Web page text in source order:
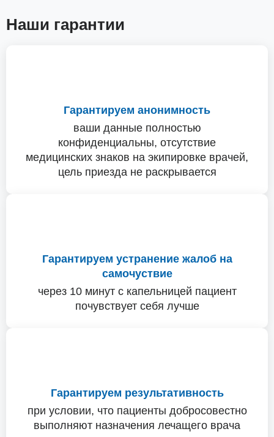
Наши гарантии
Гарантируем анонимность
ваши данные полностью
конфиденциальны, отсутствие
медицинских знаков на экипировке врачей,
цель приезда не раскрывается
Гарантируем устранение жалоб на
самочуствие
через 10 минут с капельницей пациент
почувствует себя лучше
Гарантируем результативность
при условии, что пациенты добросовестно
выполняют назначения лечащего врача